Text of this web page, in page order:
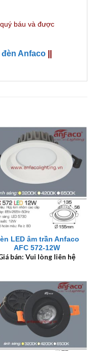
báu và được
Anfaco
LED âm trần Anfaco
AFC 572-12W
bán: Vui lòng liên hệ